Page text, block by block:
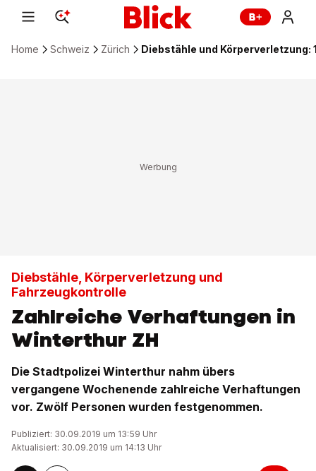
Home Schweiz Zürich Diebstähle und Körperverletzung:
Diebstähle, Körperverletzung und
Fahrzeugkontrolle
Zahlreiche Verhaftungen in
Winterthur ZH
Die Stadtpolizei Winterthur nahm übers
vergangene Wochenende zahlreiche Verhaftungen
vor. Zwölf Personen wurden festgenommen.
Publiziert: 30.09.2019 um 13:59 Uhr
Aktualisiert: 30.09.2019 um 14:13 Uhr